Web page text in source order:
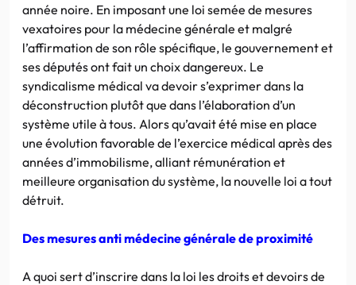
année noire. En imposant une loi semée de mesures
vexatoires pour la médecine générale et malgré
l’affirmation de son rôle spécifique, le gouvernement et
ses députés ont fait un choix dangereux. Le
syndicalisme médical va devoir s’exprimer dans la
déconstruction plutôt que dans l’élaboration d’un
système utile à tous. Alors qu’avait été mise en place
une évolution favorable de l’exercice médical après des
années d’immobilisme, alliant rémunération et
meilleure organisation du système, la nouvelle loi a tout
détruit.
Des mesures anti médecine générale de proximité
A quoi sert d’inscrire dans la loi les droits et devoirs de